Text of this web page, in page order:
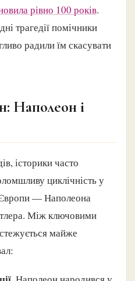
рівно 100 років.
трагедії помічники
радили їм скасувати
Наполеон і
історики часто
циклічність у
Європи — Наполеона
Між ключовими
майже